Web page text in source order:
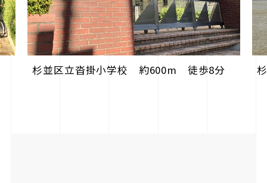
杉並区立沓掛小学校 約600m 徒歩8分